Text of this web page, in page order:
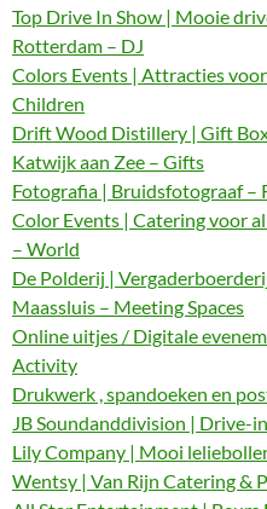
Top Drive In Show | Mooie
Rotterdam – DJ
Colors Events | Attracties
Children
Drift Wood Distillery | Gift
Katwijk aan Zee – Gifts
Fotografia | Bruidsfotograaf –
Color Events | Catering voor
– World
De Polderij |
Maassluis – Meeting Spaces
Online uitjes / Digitale
Activity
Drukwerk , spandoeken en
JB Soundanddivision | Drive-
Lily Company | Mooi
Wentsy | Van Rijn Catering &